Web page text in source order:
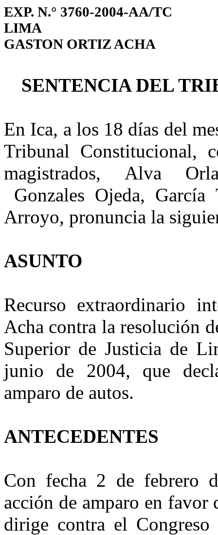
EXP. N.° 3760-2004-AA/TC
LIMA
GASTON ORTIZ ACHA
SENTENCIA DEL
En Ica, a los 18 días del
Tribunal Constitucional,
magistrados, Alva
Gonzales Ojeda,
Arroyo, pronuncia la
ASUNTO
Recurso extraordinario
Acha contra la resolución
Superior de Justicia de
junio de 2004, que
amparo de autos.
ANTECEDENTES
Con fecha 2 de febrero
acción de amparo en
dirige contra el